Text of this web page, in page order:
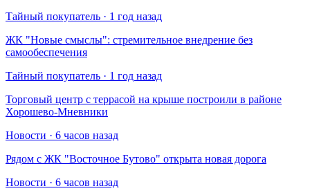
Тайный покупатель · 1 год назад
​ЖК "Новые смыслы": стремительное внедрение без
самообеспечения
Тайный покупатель · 1 год назад
Торговый центр с террасой на крыше построили в районе
Хорошево-Мневники
Новости · 6 часов назад
Рядом с ЖК "Восточное Бутово" открыта новая дорога
Новости · 6 часов назад